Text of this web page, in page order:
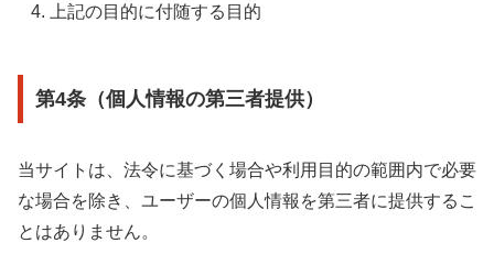
上記の目的に付随する目的
第4条（個人情報の第三者提供）
当サイトは、法令に基づく場合や利用目的の範囲内で必要
な場合を除き、ユーザーの個人情報を第三者に提供するこ
とはありません。